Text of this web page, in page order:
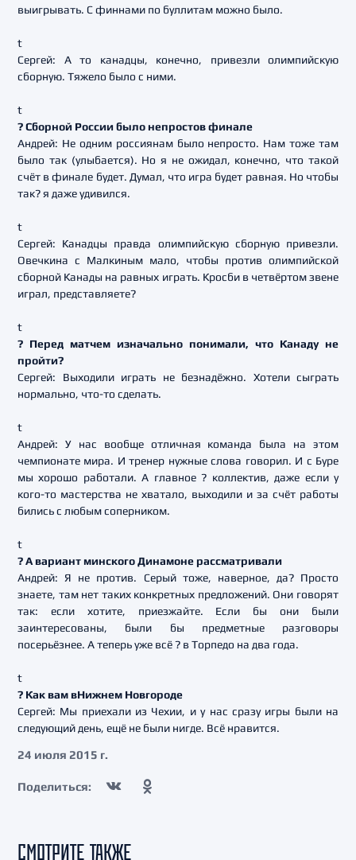
выигрывать. С финнами по буллитам можно было.
t
Сергей: А то канадцы, конечно, привезли олимпийскую
сборную. Тяжело было с ними.
t
? Сборной России было непростов финале
Андрей: Не одним россиянам было непросто. Нам тоже там
было так (улыбается). Но я не ожидал, конечно, что такой
счёт в финале будет. Думал, что игра будет равная. Но чтобы
так? я даже удивился.
t
Сергей: Канадцы правда олимпийскую сборную привезли.
Овечкина с Малкиным мало, чтобы против олимпийской
сборной Канады на равных играть. Кросби в четвёртом звене
играл, представляете?
t
? Перед матчем изначально понимали, что Канаду не
пройти?
Сергей: Выходили играть не безнадёжно. Хотели сыграть
нормально, что-то сделать.
t
Андрей: У нас вообще отличная команда была на этом
чемпионате мира. И тренер нужные слова говорил. И с Буре
мы хорошо работали. А главное ? коллектив, даже если у
кого-то мастерства не хватало, выходили и за счёт работы
бились с любым соперником.
t
? А вариант минского Динамоне рассматривали
Андрей: Я не против. Серый тоже, наверное, да? Просто
знаете, там нет таких конкретных предложений. Они говорят
так: если хотите, приезжайте. Если бы они были
заинтересованы, были бы предметные разговоры
посерьёзнее. А теперь уже всё ? в Торпедо на два года.
t
? Как вам вНижнем Новгороде
Сергей: Мы приехали из Чехии, и у нас сразу игры были на
следующий день, ещё не были нигде. Всё нравится.
24 июля 2015 г.
Поделиться:
СМОТРИТЕ ТАКЖЕ